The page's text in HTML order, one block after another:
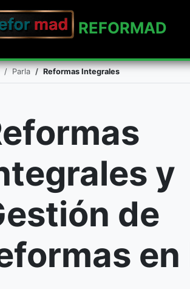
REFORMAD
Parla Reformas Integrales
y
de
en